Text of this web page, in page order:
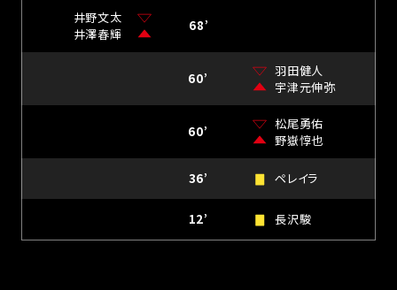
井野文太
井澤春輝
68’
60’
羽田健人
宇津元伸弥
60’
松尾勇佑
野嶽惇也
36’ ペレイラ
12’ 長沢駿